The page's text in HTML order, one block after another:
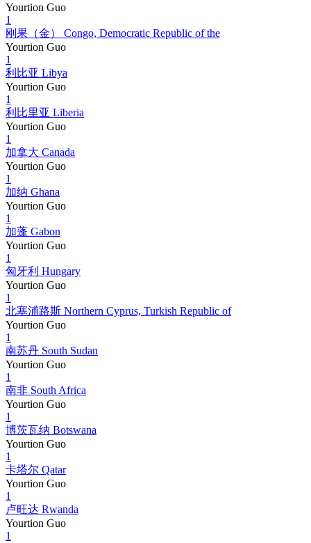
Yourtion Guo
1
刚果（金） Congo, Democratic Republic of the
Yourtion Guo
1
利比亚 Libya
Yourtion Guo
1
利比里亚 Liberia
Yourtion Guo
1
加拿大 Canada
Yourtion Guo
1
加纳 Ghana
Yourtion Guo
1
加蓬 Gabon
Yourtion Guo
1
匈牙利 Hungary
Yourtion Guo
1
北塞浦路斯 Northern Cyprus, Turkish Republic of
Yourtion Guo
1
南苏丹 South Sudan
Yourtion Guo
1
南非 South Africa
Yourtion Guo
1
博茨瓦纳 Botswana
Yourtion Guo
1
卡塔尔 Qatar
Yourtion Guo
1
卢旺达 Rwanda
Yourtion Guo
1